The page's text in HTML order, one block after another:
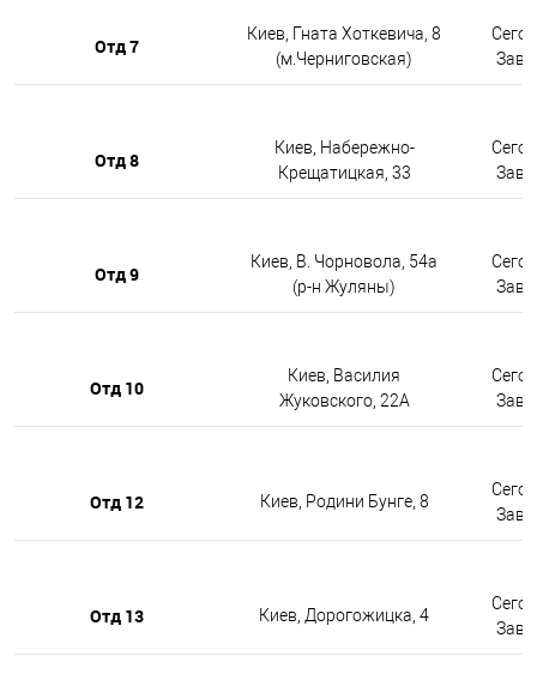
Отд 7
Киев, Гната Хоткевича, 8
(м.Черниговская)
Отд 8
Киев, Набережно-
Крещатицкая, 33
Отд 9
Киев, В. Чорновола, 54а
(р-н Жуляны)
Отд 10
Киев, Василия
Жуковского, 22А
Отд 12 Киев, Родини Бунге, 8
Отд 13 Киев, Дорогожицка, 4